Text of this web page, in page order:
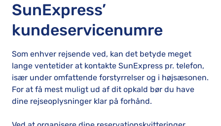
SunExpress’
kundeservicenumre
Som enhver rejsende ved, kan det betyde meget
lange ventetider at kontakte SunExpress pr. telefon,
især under omfattende forstyrrelser og i højsæsonen.
For at få mest muligt ud af dit opkald bør du have
dine rejseoplysninger klar på forhånd.